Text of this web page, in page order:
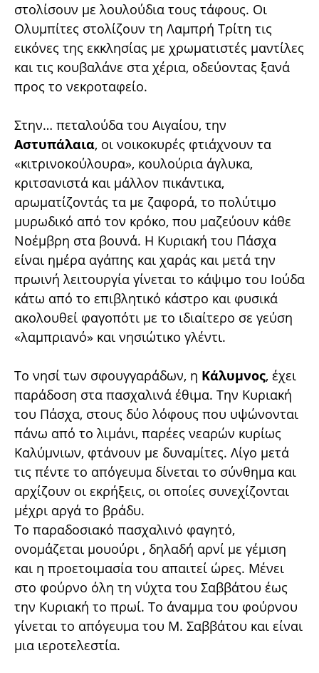
στολίσουν με λουλούδια τους τάφους. Οι
Ολυμπίτες στολίζουν τη Λαμπρή Τρίτη τις
εικόνες της εκκλησίας με χρωματιστές μαντίλες
και τις κουβαλάνε στα χέρια, οδεύοντας ξανά
προς το νεκροταφείο.
Στην… πεταλούδα του Αιγαίου, την
Αστυπάλαια, οι νοικοκυρές φτιάχνουν τα
«κιτρινοκούλουρα», κουλούρια άγλυκα,
κριτσανιστά και μάλλον πικάντικα,
αρωματίζοντάς τα με ζαφορά, το πολύτιμο
μυρωδικό από τον κρόκο, που μαζεύουν κάθε
Νοέμβρη στα βουνά. Η Κυριακή του Πάσχα
είναι ημέρα αγάπης και χαράς και μετά την
πρωινή λειτουργία γίνεται το κάψιμο του Ιούδα
κάτω από το επιβλητικό κάστρο και φυσικά
ακολουθεί φαγοπότι με το ιδιαίτερο σε γεύση
«λαμπριανό» και νησιώτικο γλέντι.
Το νησί των σφουγγαράδων, η Κάλυμνος, έχει
παράδοση στα πασχαλινά έθιμα. Tην Kυριακή
του Πάσχα, στους δύο λόφους που υψώνονται
πάνω από το λιμάνι, παρέες νεαρών κυρίως
Kαλύμνιων, φτάνουν με δυναμίτες. Λίγο μετά
τις πέντε το απόγευμα δίνεται το σύνθημα και
αρχίζουν οι εκρήξεις, οι οποίες συνεχίζονται
μέχρι αργά το βράδυ.
Το παραδοσιακό πασχαλινό φαγητό,
ονομάζεται μουούρι , δηλαδή αρνί με γέμιση
και η προετοιμασία του απαιτεί ώρες. Μένει
στο φούρνο όλη τη νύχτα του Σαββάτου έως
την Κυριακή το πρωί. Το άναμμα του φούρνου
γίνεται το απόγευμα του Μ. Σαββάτου και είναι
μια ιεροτελεστία.